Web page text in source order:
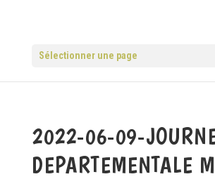
Sélectionner une page
2022-06-09-
DEPARTEMENTALE